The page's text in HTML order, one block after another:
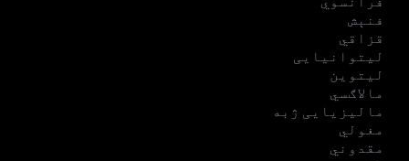
فنېش
قزاقي
لیتوانیایی
لیتوین
مالاګسي
مالیزیایی ژبه
مغولي
مقدوني